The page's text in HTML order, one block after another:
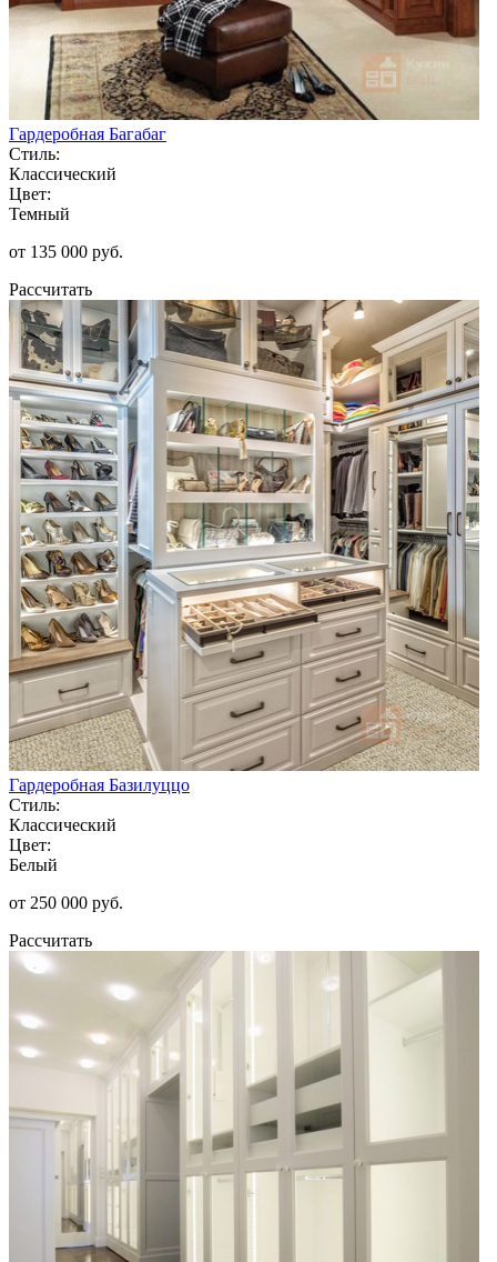
Гардеробная Багабаг
Стиль:
Классический
Цвет:
Темный
от 135 000 руб.
Рассчитать
Гардеробная Базилуццо
Стиль:
Классический
Цвет:
Белый
от 250 000 руб.
Рассчитать